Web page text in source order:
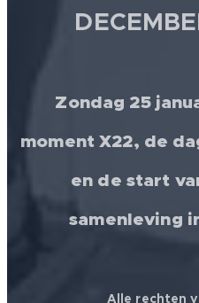
Zondag 25
moment X22, de
en de start
samenleving
Alle rechten